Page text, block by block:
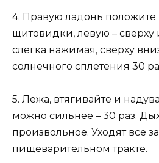
4. Правую ладонь положите
щитовидки, левую – сверху
слегка нажимая, сверху
солнечного сплетения 30
5. Лежа, втягивайте и
можно сильнее – 30 раз.
произвольное. Уходят все
пищеварительном тракте.